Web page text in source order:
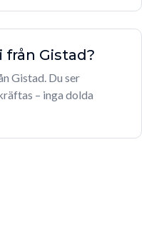
från Gistad?
Gistad. Du ser
– inga dolda